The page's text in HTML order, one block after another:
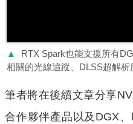
▲
RTX Spark也能支援所有
相關的光線追蹤、DLSS超解析
筆者將在後續文章分享
合作夥伴產品以及DGX